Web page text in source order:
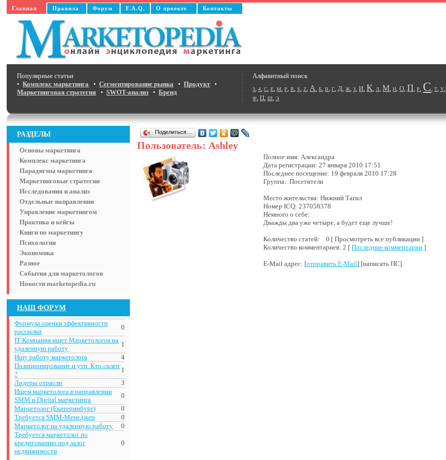
Главная Правила Форум F.A.Q. О проекте Контакты
Алфавитный поиск
3,4,C,E,M,P,R,S,Z,А,Б,В,Г,Д,Ж,З,И,К,Л,М,Н,О,П,Р, С,Т,У,
Ф,Ц,Ш,Э
Популярные статьи
•Комплекс маркетинга •Сегментирование рынка •Продукт•
Маркетинговая стратегия •SWOT-анализ •Бренд
РАЗДЕЛЫ
Основы маркетинга
Комплекс маркетинга
Парадигмы маркетинга
Маркетинговые стратегии
Исследования и анализ
Отдельные направления
Управление маркетингом
Практика и кейсы
Книги по маркетингу
Психология
Экономика
Разное
События для маркетологов
Новости marketopedia.ru
НАШ ФОРУМ
Формула оценки эффективности
рассылки
0
IT Компания ищет Маркетологов на
удаленную работу
1
Ищу работу маркетолога
4
Позиционирование и утп. Кто силен
?
1
Лидеры отрасли
3
Ищем маркетолога в направлении
SMM и Digital маркетинга
0
Маркетолог (Екатеринбург)
0
Требуется SMM-Менеджер
0
Маркетолог на удаленную работу
0
Требуется маркетолог по
кредитованию под залог
недвижимости
0
Поделиться…
Пользователь: Ashley
Полное имя: Александра
Дата регистрации: 27 января 2010 17:51
Последнее посещение: 19 февраля 2010 17:28
Группа: Посетители
Место жительства: Нижний Тагил
Номер ICQ: 237058378
Немного о себе:
Дважды два уже четыре, а будет еще лучше!
Количество статей: 0 [ Просмотреть все публикации ]
Количество комментариев: 2 [Последние комментарии ]
E-Mail адрес: [отправить E-Mail] [написать ПС]